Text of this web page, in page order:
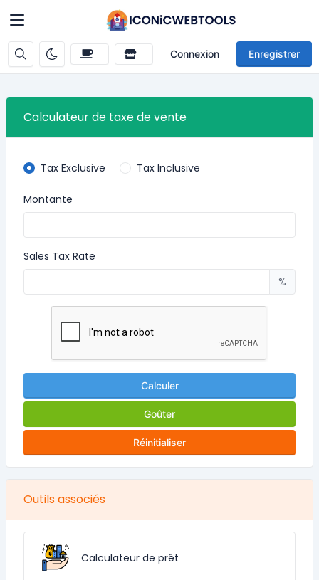
Connexion Enregistrer
Calculateur de taxe de vente
Tax Exclusive Tax Inclusive
Montante
Sales Tax Rate
%
Calculer
Goûter
Réinitialiser
Outils associés
Calculateur de prêt